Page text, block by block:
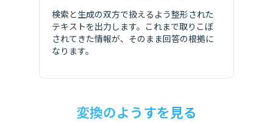
検索と生成の双方で扱えるよう整形された
テキストを出力します。これまで取りこぼ
されてきた情報が、そのまま回答の根拠に
なります。
変換のようすを見る